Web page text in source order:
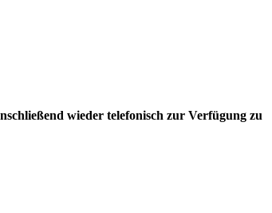
wieder telefonisch zur Verfügung zu